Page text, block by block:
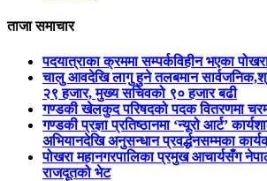
ताजा समाचार
पदयात्राका क्रममा सम्पर्कविहीन भएका
चालु आवदेखि लागु हुने तलबमान
२९ हजार, मुख्य सचिवको ९० हजार बढी
गण्डकी खेलकुद परिषदको पदक वितरणमा चरम
गण्डकी प्रज्ञा प्रतिष्ठानमा ‘न्यूरो आर्ट’
अभियानदेखि अनुसन्धान प्रवर्द्धनसम्मका
पोखरा महानगरपालिका प्रमुख आचार्यसँग
राजदूतको भेट